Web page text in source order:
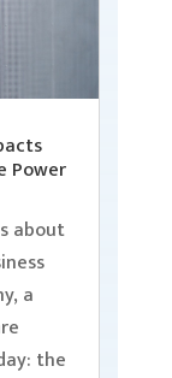
Power
about
a
the